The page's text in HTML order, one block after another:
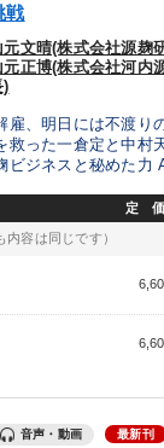
像
新・銀行対策」＋「
新刊
成功哲学・人間
収録〈売れ筋・人
【2026年7月】
大竹愼一書籍
戦
元文晴(株式会社源
元正博(株式会社河
)
雇、明日には不渡り
救った一倉定と中村
ビジネスと秘めた力
定 価
内容は同じです）
音声・動画 最新刊